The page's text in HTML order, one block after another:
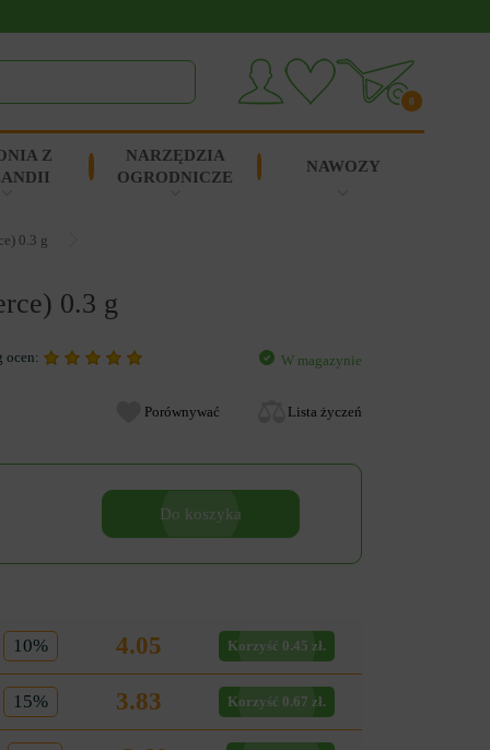
0
Z
NARZĘDZIA
OGRODNICZE
NAWOZY
0.3 g
0.3 g
ocen: W magazynie
Porównywać Lista życzeń
Do koszyka
10% 4.05 Korzyść 0.45 zł.
15% 3.83 Korzyść 0.67 zł.